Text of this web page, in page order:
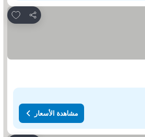
مشاركة
to favorites
مشاهدة الأسعار